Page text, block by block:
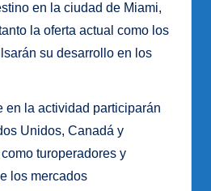
en la ciudad de Miami,
la oferta actual como los
su desarrollo en los
en la actividad participarán
Unidos, Canadá y
turoperadores y
los mercados